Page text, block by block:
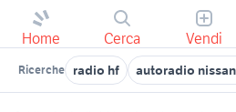
Home Cerca Vendi
Ricerche radio hf autoradio